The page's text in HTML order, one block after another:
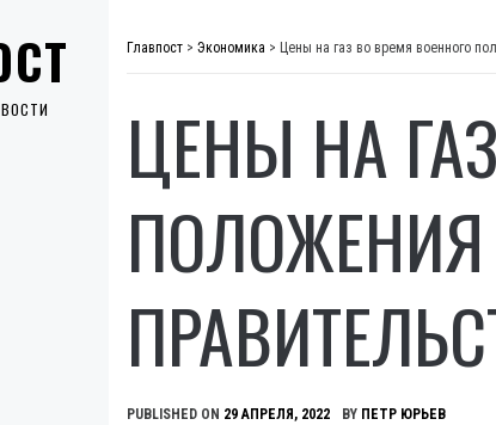
Главпост > Экономика > Цены на газ во время военного
ЦЕНЫ НА
ПОЛОЖЕНИЯ
PUBLISHED ON 29 АПРЕЛЯ, 2022 BY ПЕТР ЮРЬЕВ